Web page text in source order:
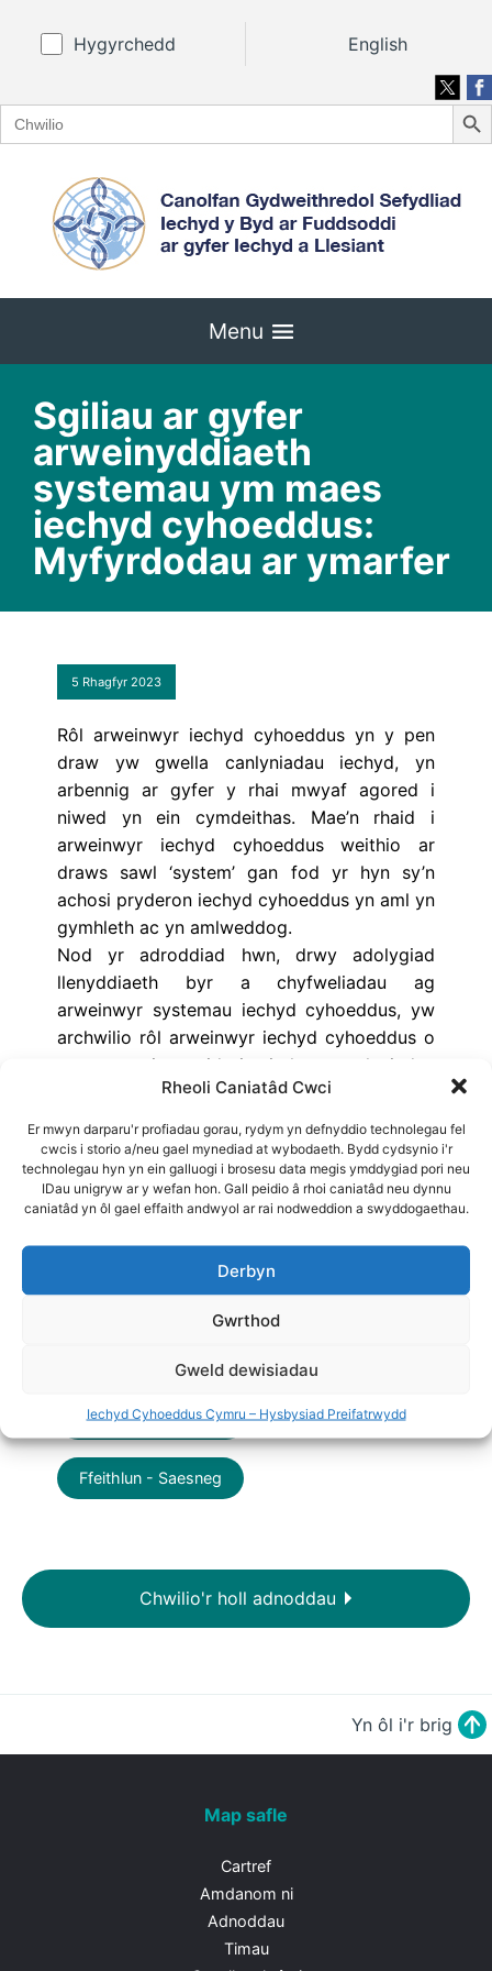
Rheoli Caniatâd Cwci
Er mwyn darparu'r profiadau gorau, rydym yn defnyddio technolegau fel
cwcis i storio a/neu gael mynediad at wybodaeth. Bydd cydsynio i'r
technolegau hyn yn ein galluogi i brosesu data megis ymddygiad pori neu
IDau unigryw ar y wefan hon. Gall peidio â rhoi caniatâd neu dynnu
caniatâd yn ôl gael effaith andwyol ar rai nodweddion a swyddogaethau.
Derbyn
Gwrthod
Gweld dewisiadau
Iechyd Cyhoeddus Cymru – Hysbysiad Preifatrwydd
Hygyrchedd English
Search
for:
Menu
Sgiliau ar gyfer
arweinyddiaeth
systemau ym maes
iechyd cyhoeddus:
Myfyrdodau ar ymarfer
5 Rhagfyr 2023
Rôl arweinwyr iechyd cyhoeddus yn y pen
draw yw gwella canlyniadau iechyd, yn
arbennig ar gyfer y rhai mwyaf agored i
niwed yn ein cymdeithas. Mae’n rhaid i
arweinwyr iechyd cyhoeddus weithio ar
draws sawl ‘system’ gan fod yr hyn sy’n
achosi pryderon iechyd cyhoeddus yn aml yn
gymhleth ac yn amlweddog.
Nod yr adroddiad hwn, drwy adolygiad
llenyddiaeth byr a chyfweliadau ag
arweinwyr systemau iechyd cyhoeddus, yw
archwilio rôl arweinwyr iechyd cyhoeddus o
ran ysgogi newid i sicrhau canlyniadau
iechyd gwell a’r priodoleddau sydd eu
hangen i fod yn llwyddiannus. Gobeithio y
bydd canfyddiadau’r adroddiad yn
ddefnyddiol i arweinwyr systemau’r dyfodol
ddatblygu eu sgiliau yn y meysydd hyn.
Awduron: Jo Peden, Dr James Rees + 2 mwy
Adroddiad - Cymraeg
Ffeithlun - Cymraeg
Ffeithlun - Saesneg
Chwilio'r holl adnoddau
Yn ôl i'r brig
Map safle
Cartref
Amdanom ni
Adnoddau
Timau